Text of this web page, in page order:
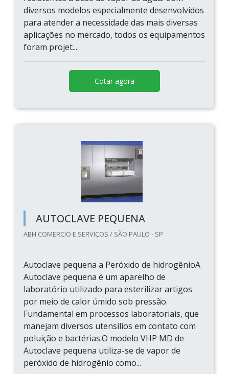
diversos modelos especialmente desenvolvidos
para atender a necessidade das mais diversas
aplicações no mercado, todos os equipamentos
foram projet...
Cotar agora
AUTOCLAVE PEQUENA
ABH COMERCIO E SERVIÇOS / SÃO PAULO - SP
Autoclave pequena a Peróxido de hidrogênioA
Autoclave pequena é um aparelho de
laboratório utilizado para esterilizar artigos
por meio de calor úmido sob pressão.
Fundamental em processos laboratoriais, que
manejam diversos utensílios em contato com
poluição e bactérias.O modelo VHP MD de
Autoclave pequena utiliza-se de vapor de
peróxido de hidrogênio como...